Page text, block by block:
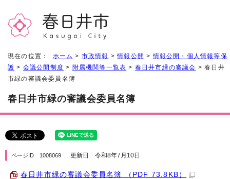
現在の位置： ホーム > 市政情報 >情報公開 >情報公開・個人情報等保
護 > 会議公開制度 > 附属機関等一覧表 > 春日井市緑の審議会 > 春日井
市緑の審議会委員名簿
春日井市緑の審議会委員名簿
ページID 1008069 更新日 令和8年7月10日
春日井市緑の審議会委員名簿 （PDF 73.8KB）